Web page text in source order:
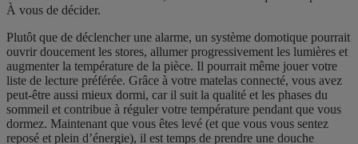
À vous de décider.
Plutôt que de déclencher une alarme, un système domotique pourrait
ouvrir doucement les stores, allumer progressivement les lumières et
augmenter la température de la pièce. Il pourrait même jouer votre
liste de lecture préférée. Grâce à votre matelas connecté, vous avez
peut-être aussi mieux dormi, car il suit la qualité et les phases du
sommeil et contribue à réguler votre température pendant que vous
dormez. Maintenant que vous êtes levé (et que vous vous sentez
reposé et plein d’énergie), il est temps de prendre une douche